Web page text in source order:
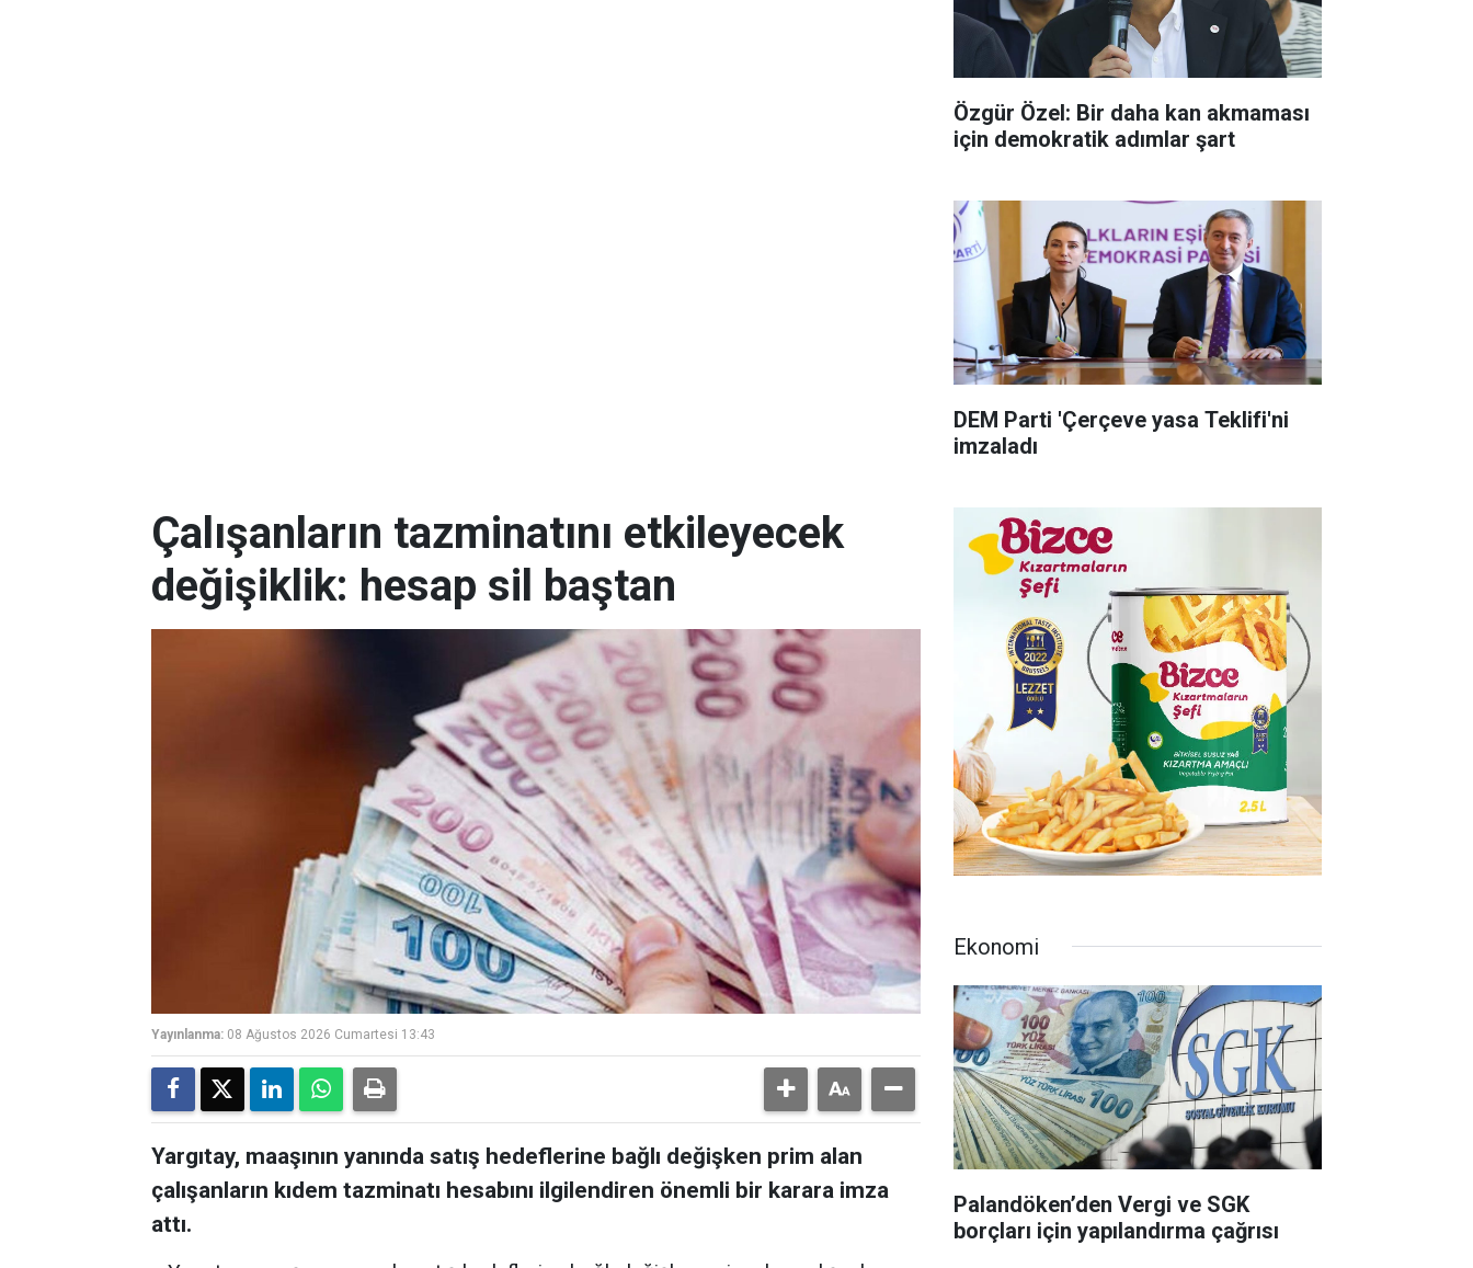
Özgür Özel: Bir daha kan akmaması
için demokratik adımlar şart
DEM Parti 'Çerçeve yasa Teklifi'ni
imzaladı
Çalışanların tazminatını etkileyecek
değişiklik: hesap sil baştan
Yayınlanma: 08 Ağustos 2026 Cumartesi 13:43
Yargıtay, maaşının yanında satış hedeflerine bağlı değişken prim alan
çalışanların kıdem tazminatı hesabını ilgilendiren önemli bir karara imza
attı.
Ekonomi
Palandöken’den Vergi ve SGK
borçları için yapılandırma çağrısı